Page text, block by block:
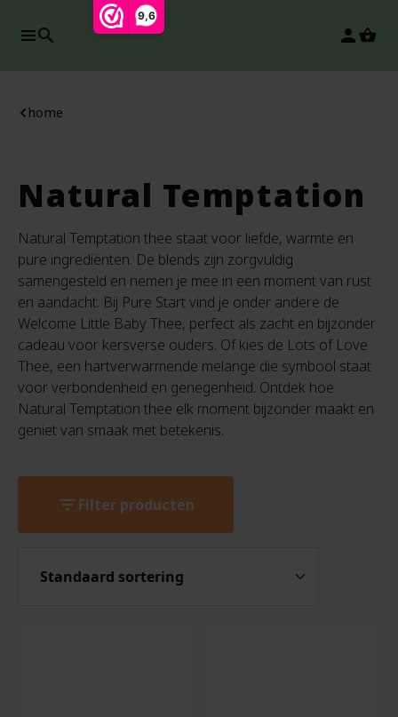
9,6
search person
home
Natural Temptation
Natural Temptation thee staat voor liefde, warmte en
pure ingrediënten. De blends zijn zorgvuldig
samengesteld en nemen je mee in een moment van rust
en aandacht. Bij Pure Start vind je onder andere de
Welcome Little Baby Thee, perfect als zacht en bijzonder
cadeau voor kersverse ouders. Of kies de Lots of Love
Thee, een hartverwarmende melange die symbool staat
voor verbondenheid en genegenheid. Ontdek hoe
Natural Temptation thee elk moment bijzonder maakt en
geniet van smaak met betekenis.
filter_listFilter producten